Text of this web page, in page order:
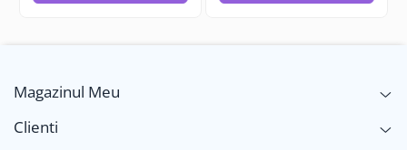
Magazinul Meu
Clienti